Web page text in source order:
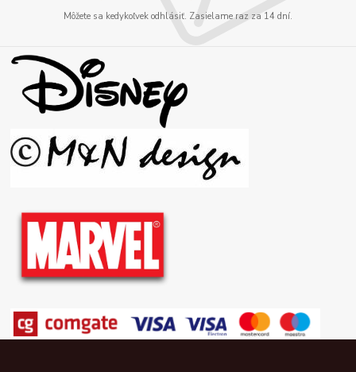
Môžete sa kedykoľvek odhlásiť. Zasielame raz za 14 dní.